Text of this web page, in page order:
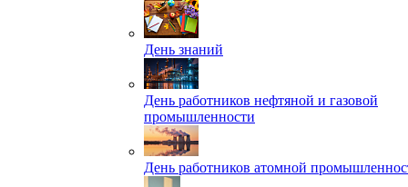
День знаний
День работников нефтяной и газовой
промышленности
День работников атомной